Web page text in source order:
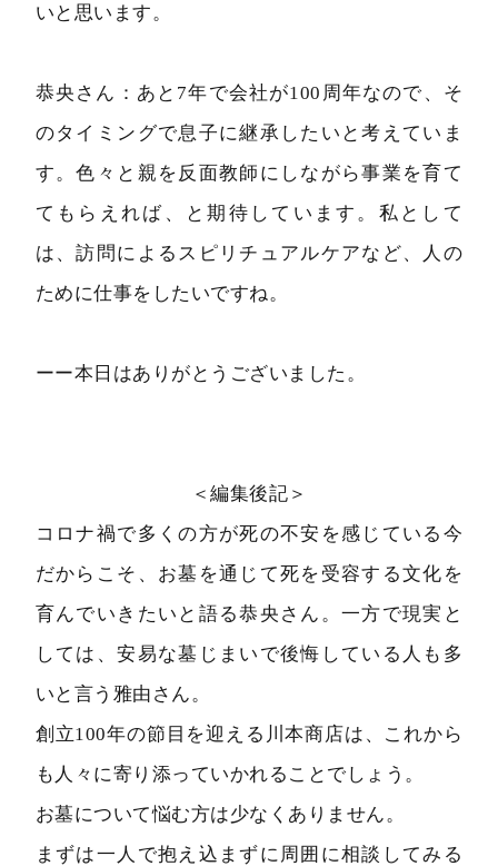
いと思います。
恭央さん：あと7年で会社が100周年なので、そ
のタイミングで息子に継承したいと考えていま
す。色々と親を反面教師にしながら事業を育て
てもらえれば、と期待しています。私として
は、訪問によるスピリチュアルケアなど、人の
ために仕事をしたいですね。
ーー本日はありがとうございました。
＜編集後記＞
コロナ禍で多くの方が死の不安を感じている今
だからこそ、お墓を通じて死を受容する文化を
育んでいきたいと語る恭央さん。一方で現実と
しては、安易な墓じまいで後悔している人も多
いと言う雅由さん。
創立100年の節目を迎える川本商店は、これから
も人々に寄り添っていかれることでしょう。
お墓について悩む方は少なくありません。
まずは一人で抱え込まずに周囲に相談してみる